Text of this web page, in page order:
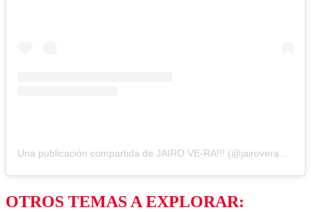
OTROS TEMAS A EXPLORAR: